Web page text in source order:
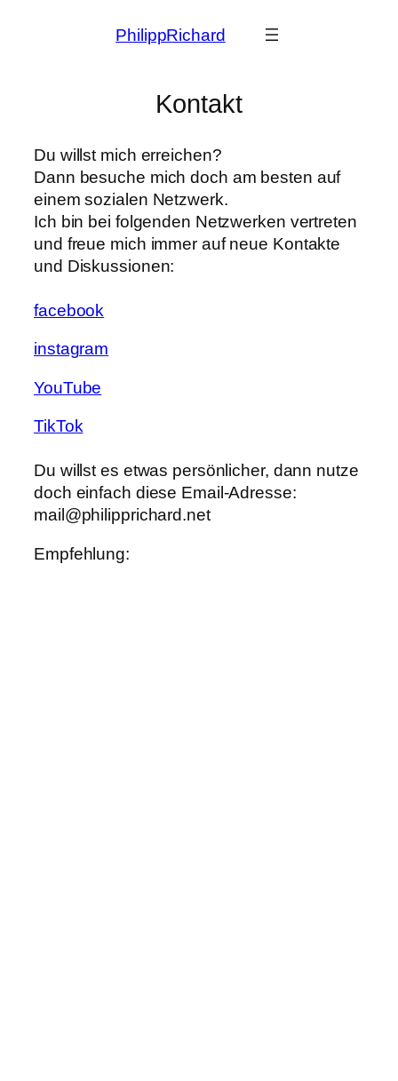
PhilippRichard
Kontakt
Du willst mich erreichen?
Dann besuche mich doch am besten auf
einem sozialen Netzwerk.
Ich bin bei folgenden Netzwerken vertreten
und freue mich immer auf neue Kontakte
und Diskussionen:
facebook
instagram
YouTube
TikTok
Du willst es etwas persönlicher, dann nutze
doch einfach diese Email-Adresse:
ten.d
rahci
rppil
ihp@l
iam
Empfehlung: